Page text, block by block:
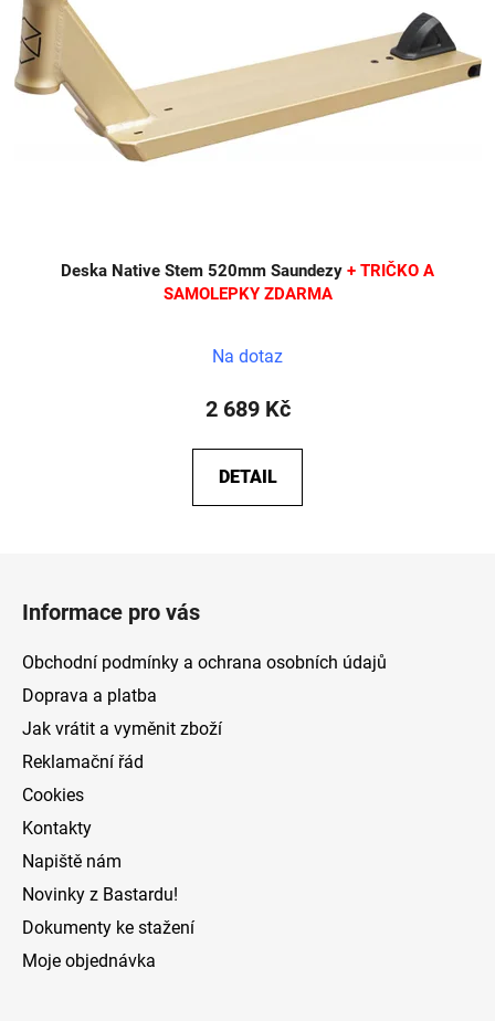
Deska Native Stem 520mm Saundezy + TRIČKO A
SAMOLEPKY ZDARMA
Na dotaz
2 689 Kč
DETAIL
Informace pro vás
Obchodní podmínky a ochrana osobních údajů
Doprava a platba
Jak vrátit a vyměnit zboží
Reklamační řád
Cookies
Kontakty
Napiště nám
Novinky z Bastardu!
Dokumenty ke stažení
Moje objednávka